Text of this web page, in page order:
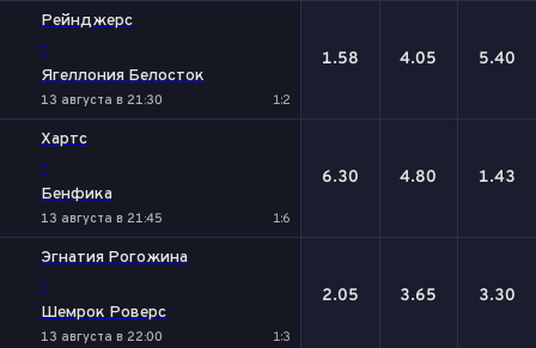
Рейнджерс
-
Ягеллония Белосток
13 августа в 21:30 1:2
1.58 4.05 5.40
Хартс
-
Бенфика
13 августа в 21:45 1:6
6.30 4.80 1.43
Эгнатия Рогожина
-
Шемрок Роверс
13 августа в 22:00 1:3
2.05 3.65 3.30